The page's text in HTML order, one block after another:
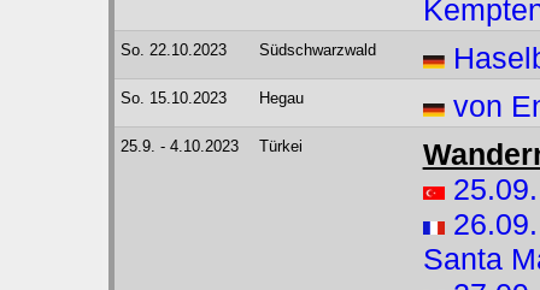
So. 22.10.2023 Südschwarzwald
So. 15.10.2023 Hegau von
25.9. - 4.10.2023 Türkei
Santa